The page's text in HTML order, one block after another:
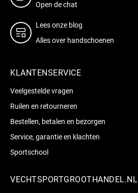
Open de chat
Lees onze blog
Alles over handschoenen
KLANTENSERVICE
Veelgestelde vragen
Ruilen en retourneren
Bestellen, betalen en bezorgen
Service, garantie en klachten
Sportschool
VECHTSPORTGROOTHANDEL.NL